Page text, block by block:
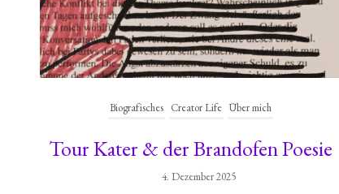
Biografisches Creator Life Über mich
Tour Kater & der Brandofen Poesie
4. Dezember 2025